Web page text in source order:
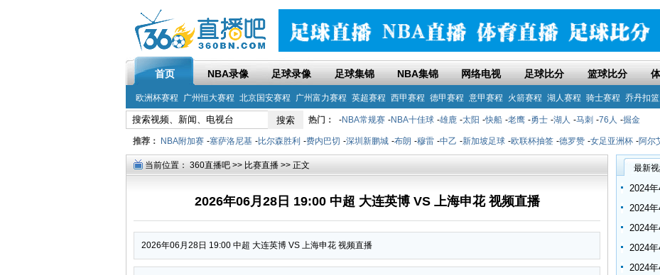
首页 NBA录像 足球录像 足球集锦 NBA集锦 网络电视 足球比分 篮球比分
欧洲杯赛程 广州恒大赛程 北京国安赛程 广州富力赛程 英超赛程 西甲赛程 德甲赛程 意甲赛程 火箭赛程 湖人赛程 骑士赛程 乔丹扣
热门： -NBA常规赛 -NBA十佳球 -雄鹿 -太阳 -快船 -老鹰 -勇士 -湖人 -马刺 -76人 -掘金
推荐： NBA附加赛 -塞萨洛尼基 -比尔森胜利 -费内巴切 -深圳新鹏城 -布朗 -穆雷 -中乙 -新加坡足球 -欧联杯抽签 -德罗赞 -女足亚洲杯 -阿尔
当前位置： 360直播吧 >> 比赛直播 >> 正文
2026年06月28日 19:00 中超 大连英博 VS 上海申花 视频直播
2026年06月28日 19:00 中超 大连英博 VS 上海申花 视频直播
最新